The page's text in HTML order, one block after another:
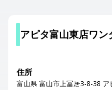
アピタ富山東店ワン
住所
富山県 富山市上冨居3-8-38 ア